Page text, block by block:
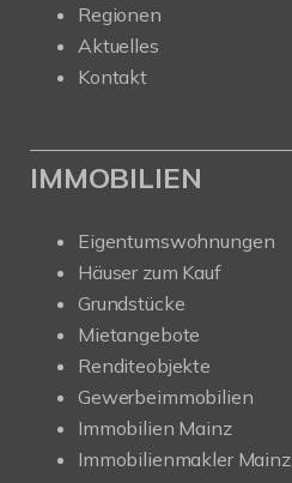
Regionen
Aktuelles
Kontakt
IMMOBILIEN
Eigentumswohnungen
Häuser zum Kauf
Grundstücke
Mietangebote
Renditeobjekte
Gewerbeimmobilien
Immobilien Mainz
Immobilienmakler Mainz